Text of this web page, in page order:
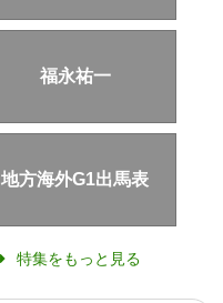
福永祐一
地方海外G1出馬表
特集をもっと見る